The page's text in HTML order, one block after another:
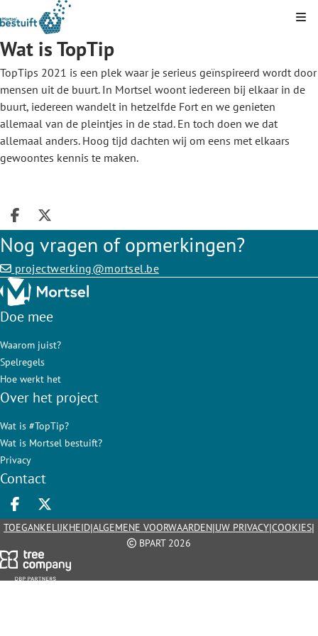
Wat is TopTip
TopTips 2021 is een plek waar je serieus geïnspireerd wordt door
mensen uit de buurt. In Mortsel woont iedereen bij elkaar in de
buurt, iedereen wandelt in hetzelfde Fort en we genieten
allemaal van de pleintjes in de stad. En toch doen we dat
allemaal anders. Hoog tijd dachten wij om eens met elkaars
gewoontes kennis te maken.
Deel op facebook
Deel op X
Nog vragen of opmerkingen?
projectwerking@mortsel.be
Doe mee
Waarom juist?
Spelregels
Hoe werkt het
Over het project
Wat is #TopTip?
Wat is Mortsel bestuift?
Privacy
Contact
Deel op facebook
Deel op X
TOEGANKELIJKHEID|ALGEMENE VOORWAARDEN|UW PRIVACY|COOKIES|
BPART 2026